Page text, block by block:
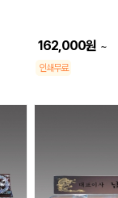
162,000원 ~
인쇄무료